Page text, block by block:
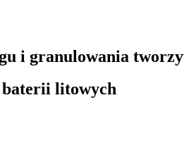
i granulowania
litowych